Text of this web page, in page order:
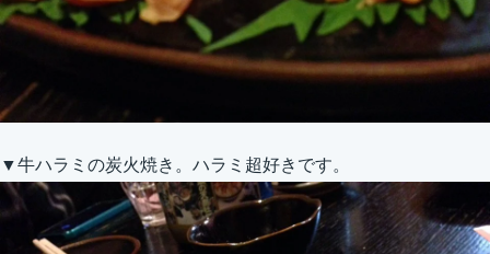
▼牛ハラミの炭火焼き。ハラミ超好きです。